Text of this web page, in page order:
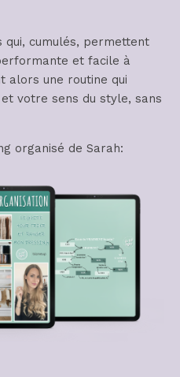
qui, cumulés, permettent
et facile à
alors une routine qui
votre sens du style, sans
organisé de Sarah: